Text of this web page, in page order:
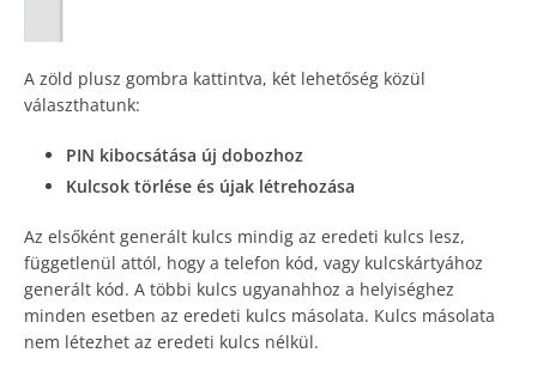
A zöld plusz gombra kattintva, két lehetőség közül
választhatunk:
PIN kibocsátása új dobozhoz
Kulcsok törlése és újak létrehozása
Az elsőként generált kulcs mindig az eredeti kulcs lesz,
függetlenül attól, hogy a telefon kód, vagy kulcskártyához
generált kód. A többi kulcs ugyanahhoz a helyiséghez
minden esetben az eredeti kulcs másolata. Kulcs másolata
nem létezhet az eredeti kulcs nélkül.